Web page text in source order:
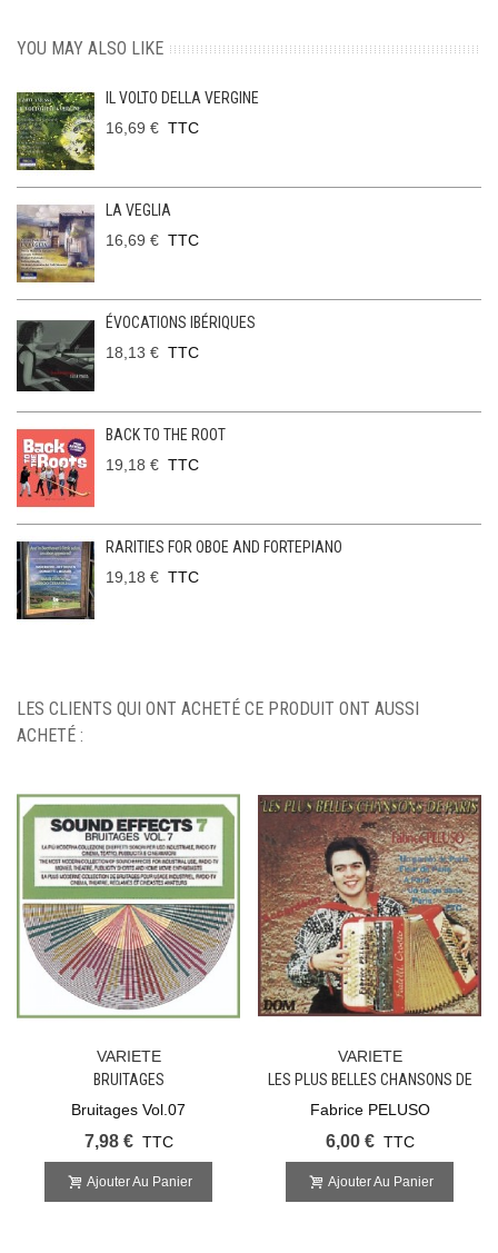
YOU MAY ALSO LIKE
IL VOLTO DELLA VERGINE
16,69 € TTC
LA VEGLIA
16,69 € TTC
ÉVOCATIONS IBÉRIQUES
18,13 € TTC
BACK TO THE ROOT
19,18 € TTC
RARITIES FOR OBOE AND FORTEPIANO
19,18 € TTC
LES CLIENTS QUI ONT ACHETÉ CE PRODUIT ONT AUSSI
ACHETÉ :
VARIETE
BRUITAGES
Bruitages Vol.07
7,98 € TTC
Ajouter Au Panier
VARIETE
LES PLUS BELLES CHANSONS DE
PARIS
Fabrice PELUSO
6,00 € TTC
Ajouter Au Panier